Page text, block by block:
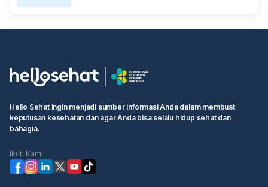
Hello Sehat ingin menjadi sumber informasi Anda dalam membuat
keputusan kesehatan dan agar Anda bisa selalu hidup sehat dan
bahagia.
Ikuti Kami